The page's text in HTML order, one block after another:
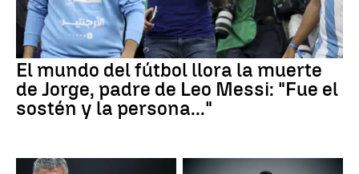
El mundo del fútbol llora la muerte
de Jorge, padre de Leo Messi: "Fue el
sostén y la persona..."